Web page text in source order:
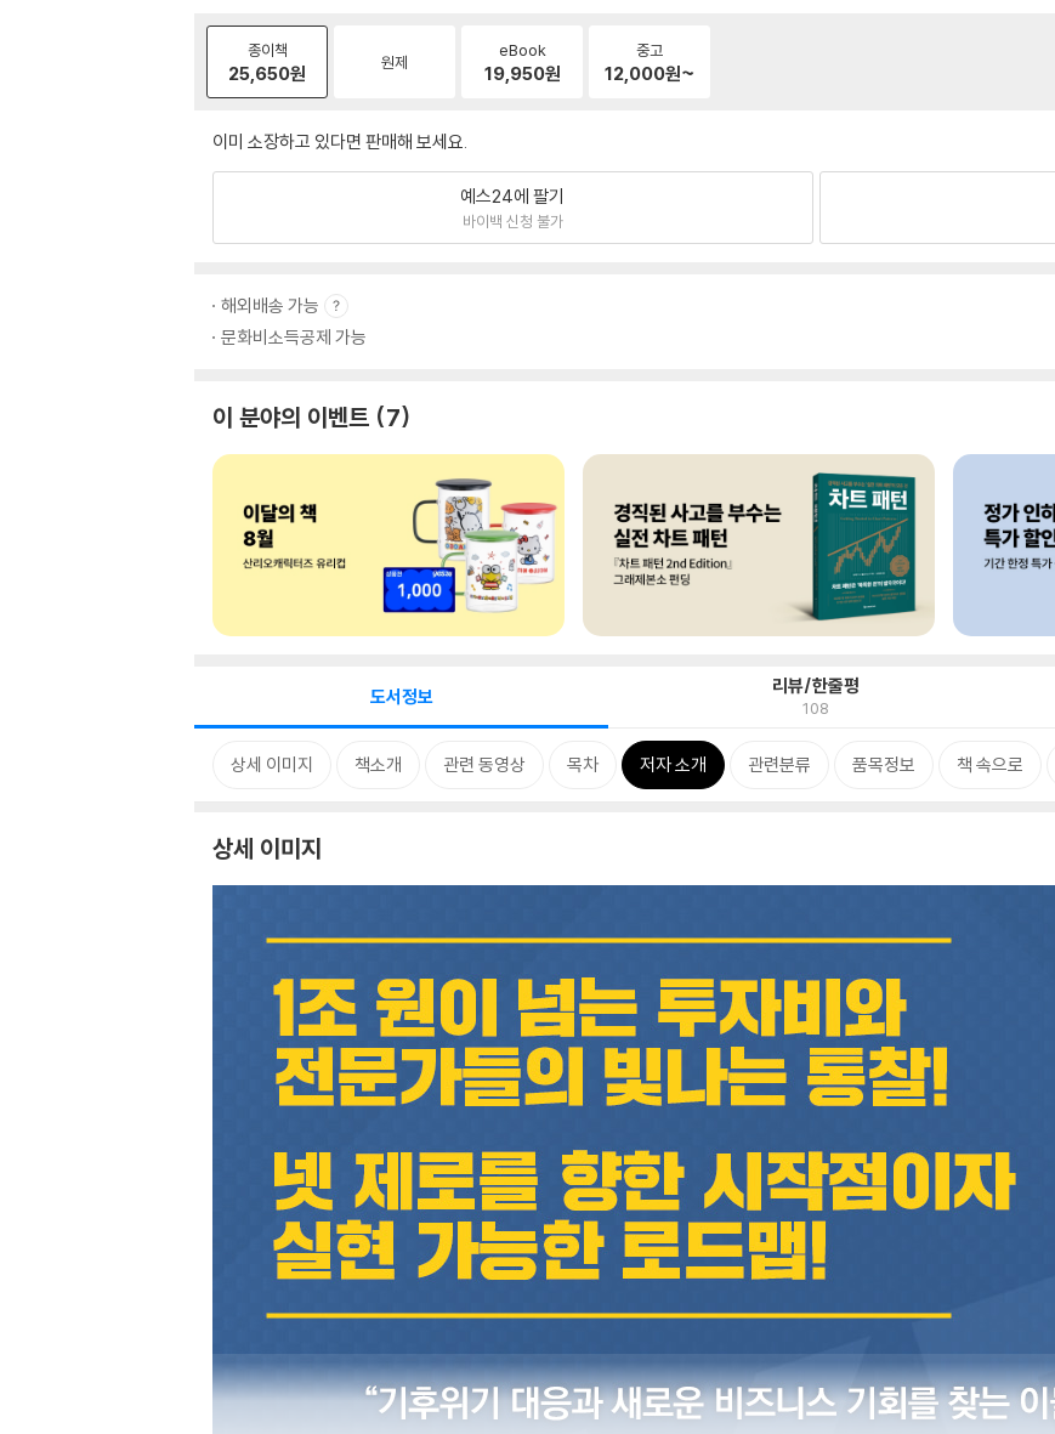
종이책
25,650원 원제
eBook
19,950원
중고
12,000원~
이미 소장하고 있다면 판매해 보세요.
예스24에 팔기
바이백 신청 불가
해외배송 가능
문화비소득공제 가능
이 분야의 이벤트 7
도서정보 리뷰/한줄평
108
상세 이미지 책소개 관련 동영상 목차 저자 소개 관련분류 품목정보 책 속으로
상세 이미지